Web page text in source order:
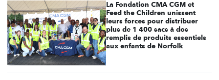
La Fondation CMA CGM et
Feed the Children unissent
leurs forces pour distribuer
plus de 1 400 sacs à dos
remplis de produits essentiels
aux enfants de Norfolk